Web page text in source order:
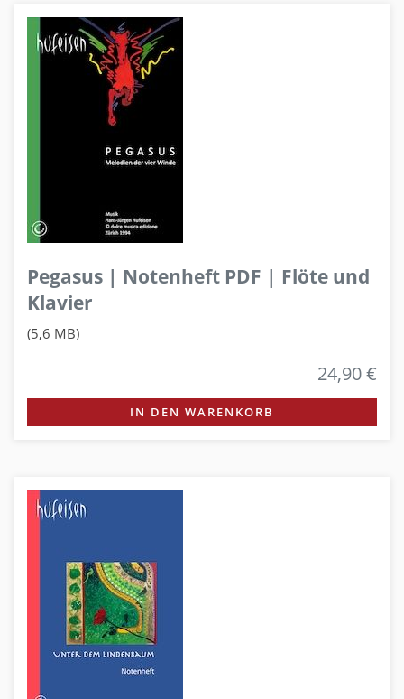
Pegasus | Notenheft PDF | Flöte und
Klavier
(5,6 MB)
24,90 €
IN DEN WARENKORB